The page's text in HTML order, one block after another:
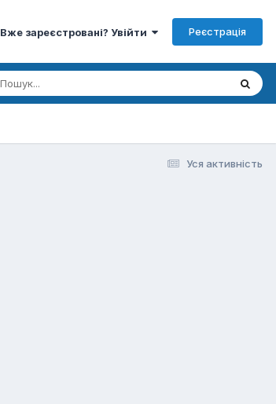
Вже зареєстровані? Увійти Реєстрація
Уся активність